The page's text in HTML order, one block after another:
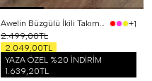
Awelin Büzgülü İkili Takım Kırmızı
+1
2.499,00TL
2.049,00TL
YAZA ÖZEL %20 İNDİRİM
1.639,20TL